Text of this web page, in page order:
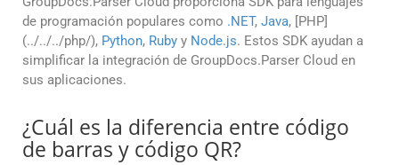
de programación populares como .NET, Java, [PHP]
(../../../php/), Python, Ruby y Node.js. Estos SDK ayudan a
simplificar la integración de GroupDocs.Parser Cloud en
sus aplicaciones.
¿Cuál es la diferencia entre código
de barras y código QR?